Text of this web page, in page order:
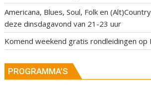
Americana, Blues, Soul, Folk en
deze dinsdagavond van 21-23 uur
Komend weekend gratis rondleidingen op
PROGRAMMA’S